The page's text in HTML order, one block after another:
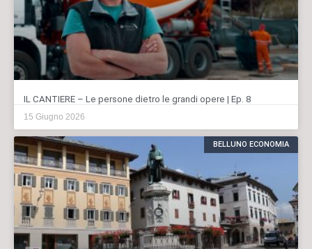
IL CANTIERE – Le persone dietro le grandi opere | Ep. 8
15 Giugno 2026
BELLUNO ECONOMIA